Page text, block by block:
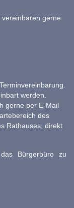
gerne
werden.
gerne per E-Mail
des
Rathauses, direkt
Bürgerbüro zu